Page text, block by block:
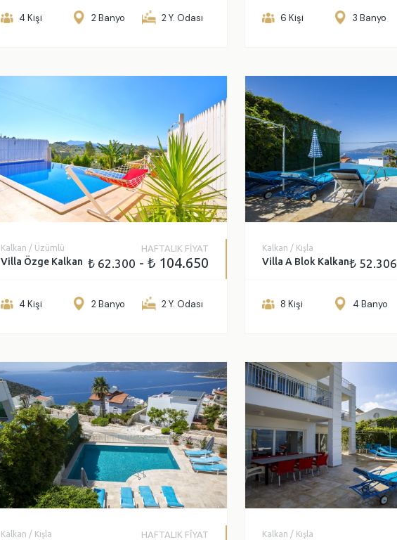
Sadece indirimli villaları göster
4 Kişi 2 Banyo 2 Y. Odası 6 Kişi 3 Banyo
Kalkan / Üzümlü
Villa Özge Kalkan
HAFTALIK FİYAT
₺ 62.300 - ₺ 104.650
4 Kişi 2 Banyo 2 Y. Odası
Kalkan / Kışla
Villa A Blok Kalkan₺ 52.306
8 Kişi 4 Banyo
Kalkan / Kışla HAFTALIK FİYAT Kalkan / Kışla